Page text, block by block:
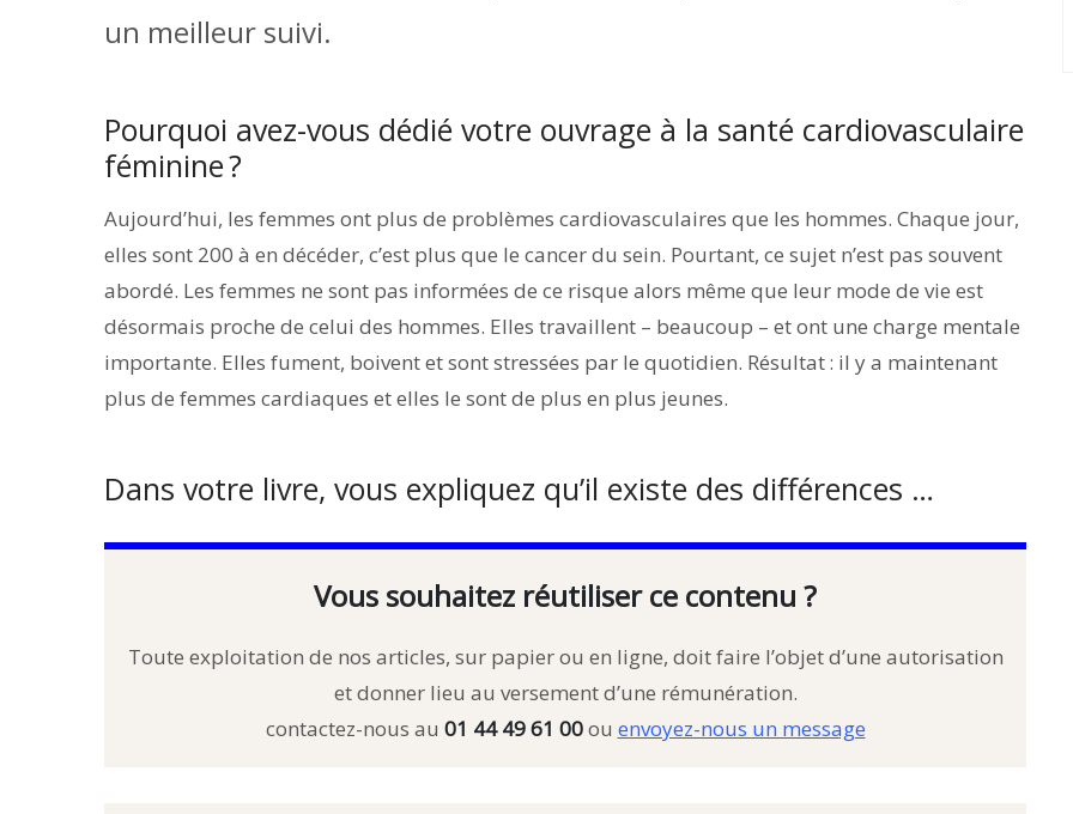
un meilleur suivi.
Pourquoi avez-vous dédié votre ouvrage à la santé cardiovasculaire
féminine ?
Aujourd’hui, les femmes ont plus de problèmes cardiovasculaires que les hommes. Chaque jour,
elles sont 200 à en décéder, c’est plus que le cancer du sein. Pourtant, ce sujet n’est pas souvent
abordé. Les femmes ne sont pas informées de ce risque alors même que leur mode de vie est
désormais proche de celui des hommes. Elles travaillent – beaucoup – et ont une charge mentale
importante. Elles fument, boivent et sont stressées par le quotidien. Résultat : il y a maintenant
plus de femmes cardiaques et elles le sont de plus en plus jeunes.
Dans votre livre, vous expliquez qu’il existe des différences …
Vous souhaitez réutiliser ce contenu ?
Toute exploitation de nos articles, sur papier ou en ligne, doit faire l’objet d’une autorisation
et donner lieu au versement d’une rémunération.
contactez-nous au 01 44 49 61 00ou envoyez-nous un message